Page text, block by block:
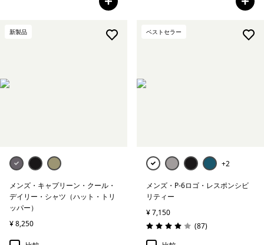
新製品
メンズ・キャプリーン・クール・
デイリー・シャツ（ハット・トリ
ッパー）
¥ 8,250
ベストセラー
+2
メンズ・P-6ロゴ・レスポンシビ
リティー
¥ 7,150
評価: 4.0 / 5
(87レビュー
)